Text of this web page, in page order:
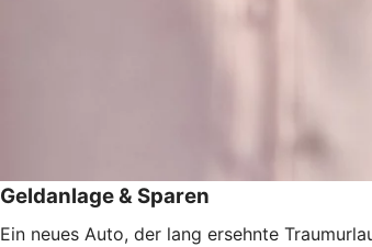
Geldanlage & Sparen
Ein neues Auto, der lang ersehnte